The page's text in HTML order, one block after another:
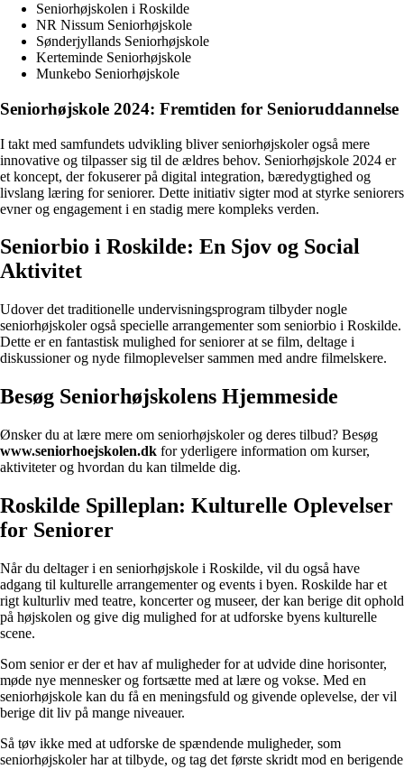
Seniorhøjskolen i Roskilde
NR Nissum Seniorhøjskole
Sønderjyllands Seniorhøjskole
Kerteminde Seniorhøjskole
Munkebo Seniorhøjskole
Seniorhøjskole 2024: Fremtiden for Senioruddannelse
I takt med samfundets udvikling bliver seniorhøjskoler også mere
innovative og tilpasser sig til de ældres behov. Seniorhøjskole 2024 er
et koncept, der fokuserer på digital integration, bæredygtighed og
livslang læring for seniorer. Dette initiativ sigter mod at styrke seniorers
evner og engagement i en stadig mere kompleks verden.
Seniorbio i Roskilde: En Sjov og Social
Aktivitet
Udover det traditionelle undervisningsprogram tilbyder nogle
seniorhøjskoler også specielle arrangementer som seniorbio i Roskilde.
Dette er en fantastisk mulighed for seniorer at se film, deltage i
diskussioner og nyde filmoplevelser sammen med andre filmelskere.
Besøg Seniorhøjskolens Hjemmeside
Ønsker du at lære mere om seniorhøjskoler og deres tilbud? Besøg
www.seniorhoejskolen.dk for yderligere information om kurser,
aktiviteter og hvordan du kan tilmelde dig.
Roskilde Spilleplan: Kulturelle Oplevelser
for Seniorer
Når du deltager i en seniorhøjskole i Roskilde, vil du også have
adgang til kulturelle arrangementer og events i byen. Roskilde har et
rigt kulturliv med teatre, koncerter og museer, der kan berige dit ophold
på højskolen og give dig mulighed for at udforske byens kulturelle
scene.
Som senior er der et hav af muligheder for at udvide dine horisonter,
møde nye mennesker og fortsætte med at lære og vokse. Med en
seniorhøjskole kan du få en meningsfuld og givende oplevelse, der vil
berige dit liv på mange niveauer.
Så tøv ikke med at udforske de spændende muligheder, som
seniorhøjskoler har at tilbyde, og tag det første skridt mod en berigende